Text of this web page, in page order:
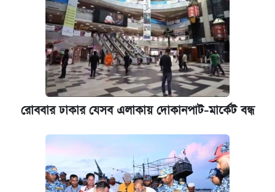
রোববার ঢাকার যেসব এলাকায় দোকানপাট-মার্কেট বন্ধ